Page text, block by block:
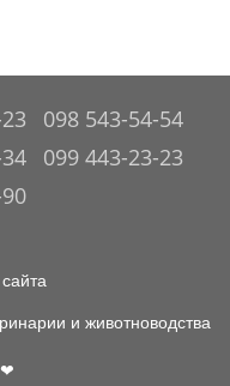
098 543-54-54
099 443-23-23
и животноводства